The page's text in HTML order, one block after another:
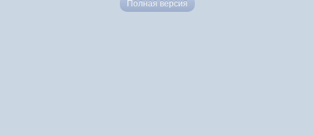
Полная версия